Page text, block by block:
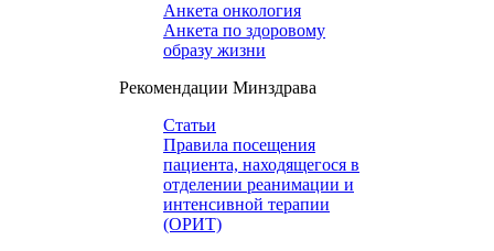
Анкета онкология
Анкета по здоровому
образу жизни
Рекомендации Минздрава
Статьи
Правила посещения
пациента, находящегося в
отделении реанимации и
интенсивной терапии
(ОРИТ)